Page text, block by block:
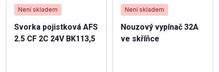
Není skladem
Svorka pojistková AFS
2.5 CF 2C 24V BK113,5
Není skladem
Nouzový vypínač 32A
ve skříňce